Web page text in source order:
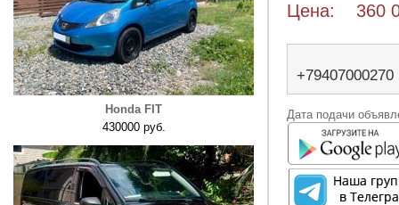
Honda FIT
430000 руб.
Цена: 360
+79407000270
Дата подачи